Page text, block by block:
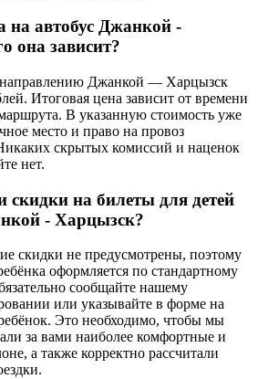
на автобус Джанкой -
она зависит?
направлению Джанкой — Харцызск
Итоговая цена зависит от времени
В указанную стоимость уже
место и право на провоз
скрытых комиссий и наценок
нет.
скидки на билеты для детей
- Харцызск?
скидки не предусмотрены, поэтому
оформляется по стандартному
сообщайте нашему
или указывайте в форме на
Это необходимо, чтобы мы
за вами наиболее комфортные и
а также корректно рассчитали